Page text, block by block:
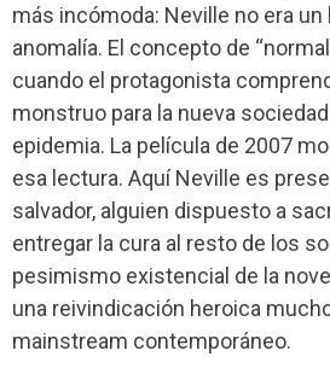
más incómoda: Neville no era un
anomalía. El concepto de
cuando el protagonista
monstruo para la nueva
epidemia. La película de 2007
esa lectura. Aquí Neville es
salvador, alguien dispuesto a
entregar la cura al resto de los
pesimismo existencial de la
una reivindicación heroica
mainstream contemporáneo.